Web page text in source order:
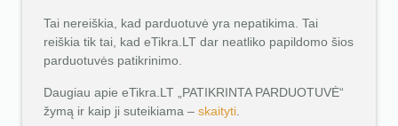
Tai nereiškia, kad parduotuvė yra nepatikima. Tai
reiškia tik tai, kad eTikra.LT dar neatliko papildomo šios
parduotuvės patikrinimo.
Daugiau apie eTikra.LT „PATIKRINTA PARDUOTUVĖ“
žymą ir kaip ji suteikiama – skaityti